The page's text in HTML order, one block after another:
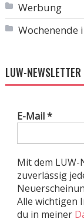
Werbung
Wochenende
LUW-NEWSLETTER
E-Mail*
Mit dem
zuverlässig
Alle wichtigen
du in meiner